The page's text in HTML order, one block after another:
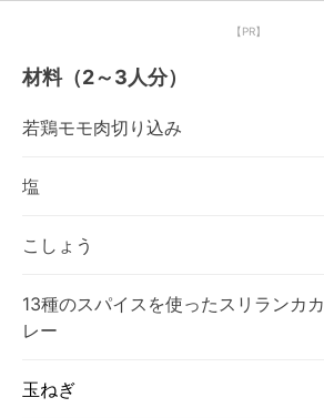
【PR】
材料（2～3人分）
若鶏モモ肉切り込み
塩
こしょう
13種のスパイスを使ったスリランカカ
レー
玉ねぎ